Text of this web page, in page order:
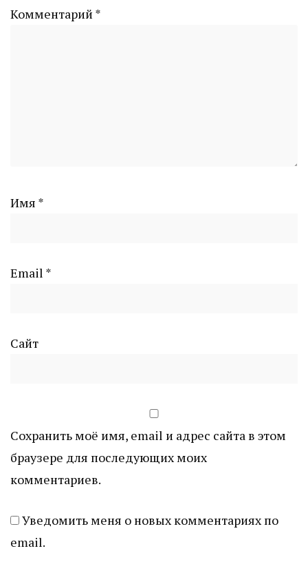
Комментарий *
Имя *
Email *
Сайт
Сохранить моё имя, email и адрес сайта в этом
браузере для последующих моих
комментариев.
Уведомить меня о новых комментариях по
email.